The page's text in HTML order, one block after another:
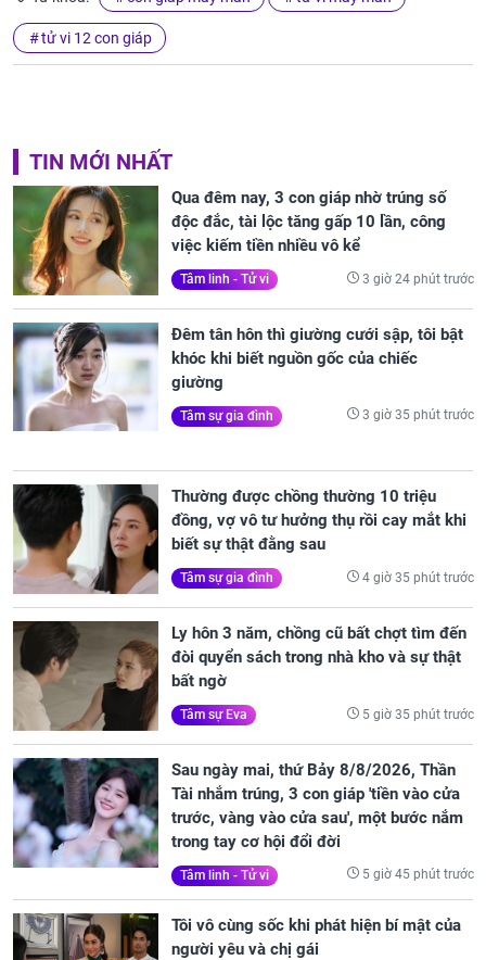
tử vi 12 con giáp
TIN MỚI NHẤT
Qua đêm nay, 3 con giáp nhờ trúng số
độc đắc, tài lộc tăng gấp 10 lần, công
việc kiếm tiền nhiều vô kể
Tâm linh - Tử vi 3 giờ 24 phút trước
Đêm tân hôn thì giường cưới sập, tôi bật
khóc khi biết nguồn gốc của chiếc
giường
Tâm sự gia đình 3 giờ 35 phút trước
Thường được chồng thường 10 triệu
đồng, vợ vô tư hưởng thụ rồi cay mắt khi
biết sự thật đằng sau
Tâm sự gia đình 4 giờ 35 phút trước
Ly hôn 3 năm, chồng cũ bất chợt tìm đến
đòi quyển sách trong nhà kho và sự thật
bất ngờ
Tâm sự Eva 5 giờ 35 phút trước
Sau ngày mai, thứ Bảy 8/8/2026, Thần
Tài nhắm trúng, 3 con giáp 'tiền vào cửa
trước, vàng vào cửa sau', một bước nắm
trong tay cơ hội đổi đời
Tâm linh - Tử vi 5 giờ 45 phút trước
Tôi vô cùng sốc khi phát hiện bí mật của
người yêu và chị gái